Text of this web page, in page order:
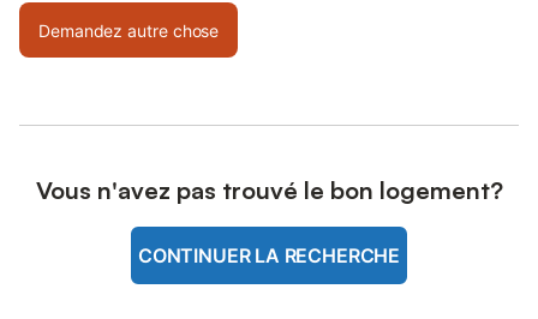
Demandez autre chose
Vous n'avez pas trouvé le bon logement?
CONTINUER LA RECHERCHE